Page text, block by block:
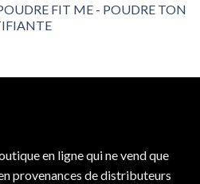
prix :
FIT ME - POUDRE TON
en ligne qui ne vend que
provenances de distributeurs